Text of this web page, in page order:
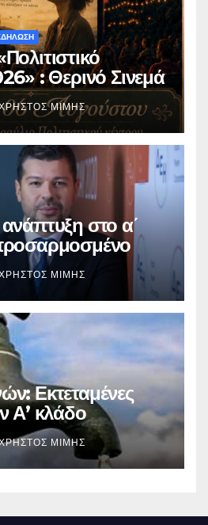
: Θερινό Σινεμά
ταινία
ΜΊΜΗΣ
στο α΄
δισ.
ΜΊΜΗΣ
Εκτεταμένες
Α’ κλάδο
περιοχές
την Πέμπτη
ΜΊΜΗΣ